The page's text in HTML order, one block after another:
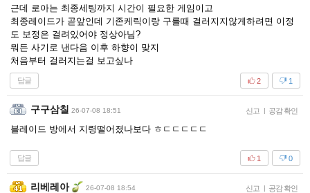
근데 로아는 최종세팅까지 시간이 필요한 게임이고
최종레이드가 곧앞인데 기존케릭이랑 구를때 걸러지지않게하려면 이정
도 보정은 걸려있어야 정상아님?
뭐든 사기로 낸다음 이후 하향이 맞지
처음부터 걸러지는걸 보고싶나
답글 1
2
구구삼칠 26-07-08 18:51 신고 | 공감 확인
블레이드 방에서 지령떨어졌나보다 ㅎㄷㄷㄷㄷㄷ
답글 0
1
리베레아 26-07-08 18:54 신고 | 공감 확인